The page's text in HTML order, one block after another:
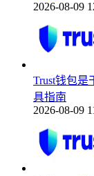
2026-08-09
Trust钱包是
具指南
2026-08-09